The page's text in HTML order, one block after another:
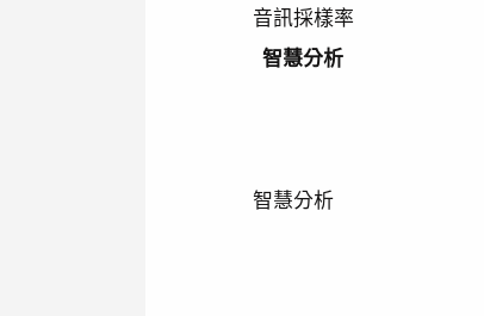
音訊採樣率
智慧分析
智慧分析